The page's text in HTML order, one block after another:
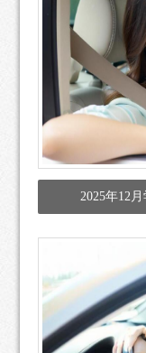
2025年12